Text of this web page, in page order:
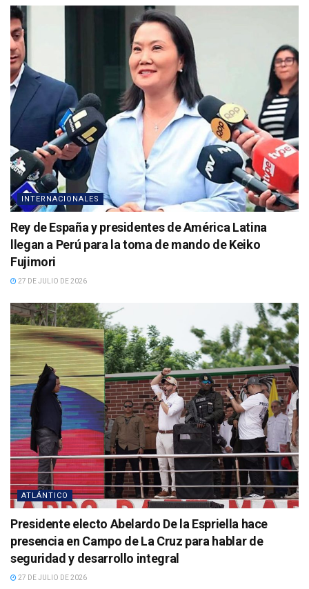
INTERNACIONALES
Rey de España y presidentes de América Latina
llegan a Perú para la toma de mando de Keiko
Fujimori
27 DE JULIO DE 2026
ATLÁNTICO
Presidente electo Abelardo De la Espriella hace
presencia en Campo de La Cruz para hablar de
seguridad y desarrollo integral
27 DE JULIO DE 2026